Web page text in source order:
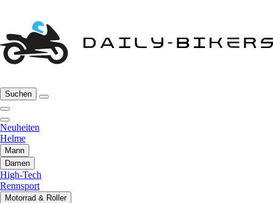
Suchen
Neuheiten
Helme
Mann
Damen
High-Tech
Rennsport
Motorrad & Roller